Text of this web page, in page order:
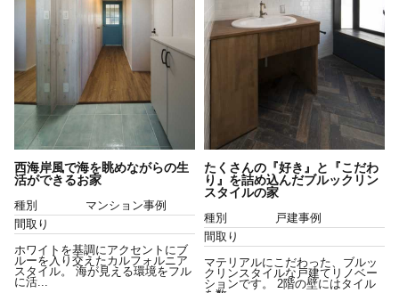
西海岸風で海を眺めながらの生
活ができるお家
種別
マンション事例
間取り
ホワイトを基調にアクセントにブ
ルーを入り交えたカルフォルニア
スタイル。 海が見える環境をフル
に活...
たくさんの『好き』と『こだわ
り』を詰め込んだブルックリン
スタイルの家
種別
戸建事例
間取り
マテリアルにこだわった、ブルッ
クリンスタイルな戸建てリノベー
ションです。 2階の壁にはタイル